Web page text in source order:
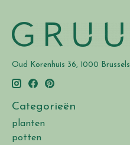
Oud Korenhuis 36, 1000 Brussels
Categorieën
planten
potten